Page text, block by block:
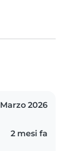
Marzo 2026
2 mesi fa